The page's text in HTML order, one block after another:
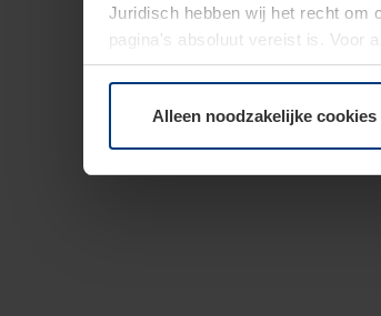
Juridisch hebben wij het recht om
pagina's absoluut vereist is. Voor
moment bij de uitleg van de
Alleen noodzakelijke cookies